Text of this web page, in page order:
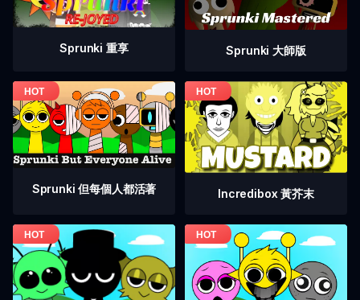
Sprunki 重享 Sprunki 大師版
Sprunki 但每個人都活著 Incredibox 黃芥末